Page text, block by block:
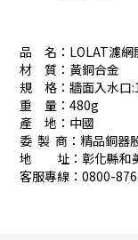
品 名：LOLAT濾網
材 質：黃銅合金
規 格：牆面入水口
重 量：480g
產 地：中國
委 製 商：精品銅器
地 址：彰化縣和
客服專線：0800-